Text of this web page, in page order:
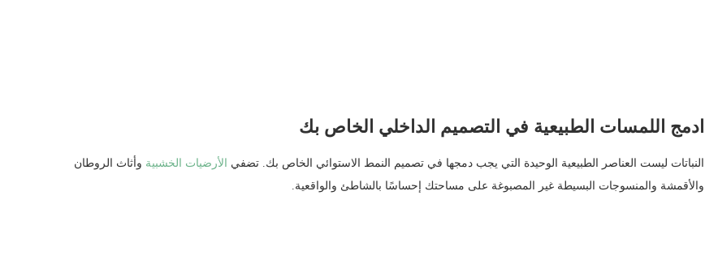
ادمج اللمسات الطبيعية في التصميم الداخلي الخاص بك
النباتات ليست العناصر الطبيعية الوحيدة التي يجب دمجها في تصميم النمط الاستوائي الخاص بك. تضفي الأرضيات الخشبية وأثاث الروطان
والأقمشة والمنسوجات البسيطة غير المصبوغة على مساحتك إحساسًا بالشاطئ والواقعية.